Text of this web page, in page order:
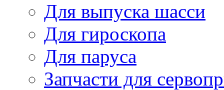
Для выпуска шасси
Для гироскопа
Для паруса
Запчасти для